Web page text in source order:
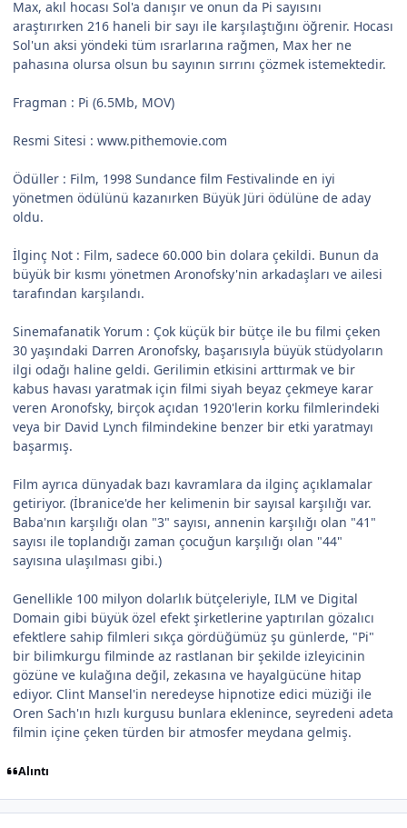
Max, akıl hocası Sol'a danışır ve onun da Pi sayısını
araştırırken 216 haneli bir sayı ile karşılaştığını öğrenir. Hocası
Sol'un aksi yöndeki tüm ısrarlarına rağmen, Max her ne
pahasına olursa olsun bu sayının sırrını çözmek istemektedir.
Fragman : Pi (6.5Mb, MOV)
Resmi Sitesi : www.pithemovie.com
Ödüller : Film, 1998 Sundance film Festivalinde en iyi
yönetmen ödülünü kazanırken Büyük Jüri ödülüne de aday
oldu.
İlginç Not : Film, sadece 60.000 bin dolara çekildi. Bunun da
büyük bir kısmı yönetmen Aronofsky'nin arkadaşları ve ailesi
tarafından karşılandı.
Sinemafanatik Yorum : Çok küçük bir bütçe ile bu filmi çeken
30 yaşındaki Darren Aronofsky, başarısıyla büyük stüdyoların
ilgi odağı haline geldi. Gerilimin etkisini arttırmak ve bir
kabus havası yaratmak için filmi siyah beyaz çekmeye karar
veren Aronofsky, birçok açıdan 1920'lerin korku filmlerindeki
veya bir David Lynch filmindekine benzer bir etki yaratmayı
başarmış.
Film ayrıca dünyadak bazı kavramlara da ilginç açıklamalar
getiriyor. (İbranice'de her kelimenin bir sayısal karşılığı var.
Baba'nın karşılığı olan "3" sayısı, annenin karşılığı olan "41"
sayısı ile toplandığı zaman çocuğun karşılığı olan "44"
sayısına ulaşılması gibi.)
Genellikle 100 milyon dolarlık bütçeleriyle, ILM ve Digital
Domain gibi büyük özel efekt şirketlerine yaptırılan gözalıcı
efektlere sahip filmleri sıkça gördüğümüz şu günlerde, "Pi"
bir bilimkurgu filminde az rastlanan bir şekilde izleyicinin
gözüne ve kulağına değil, zekasına ve hayalgücüne hitap
ediyor. Clint Mansel'in neredeyse hipnotize edici müziği ile
Oren Sach'ın hızlı kurgusu bunlara eklenince, seyredeni adeta
filmin içine çeken türden bir atmosfer meydana gelmiş.
Alıntı